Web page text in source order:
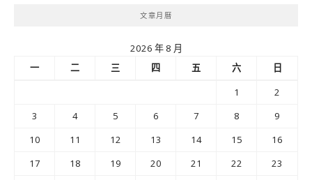
文章月曆
2026 年 8 月
一
二 三 四 五 六
日
1
2
3
4 5 6 7 8
9
10
11 12 13 14 15
16
17
18 19 20 21 22
23